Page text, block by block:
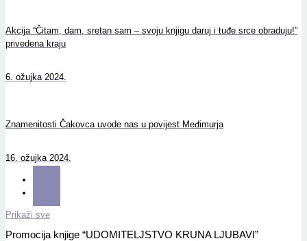
Akcija “Čitam, dam, sretan sam – svoju knjigu daruj i tuđe srce obraduju!”
privedena kraju
6. ožujka 2024.
Znamenitosti Čakovca uvode nas u povijest Međimurja
16. ožujka 2024.
Prikaži sve
Promocija knjige “UDOMITELJSTVO KRUNA LJUBAVI”